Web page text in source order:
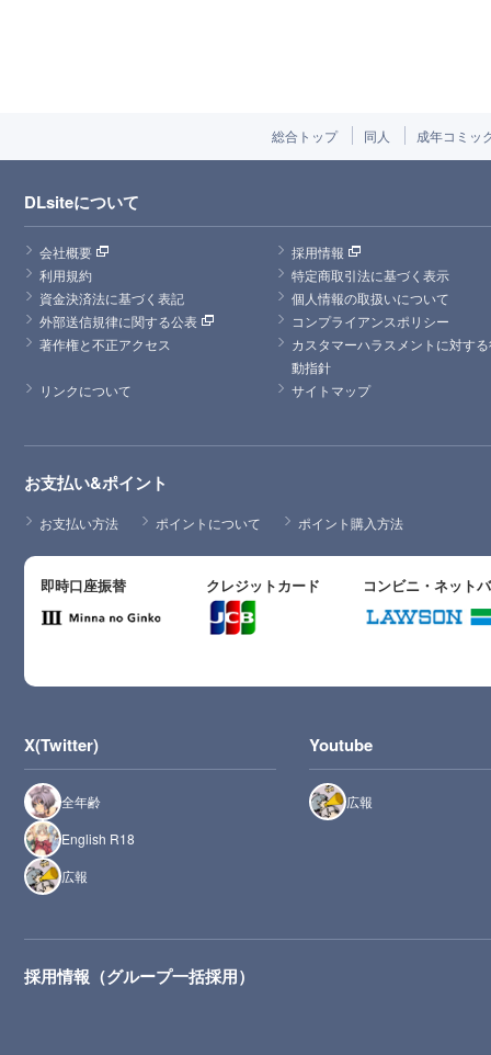
総合トップ 同人 成年コミッ
DLsiteについて
会社概要
採用情報
利用規約
特定商取引法に基づく表示
資金決済法に基づく表記
個人情報の取扱いについて
外部送信規律に関する公表
コンプライアンスポリシー
著作権と不正アクセス
カスタマーハラスメントに対す
動指針
リンクについて
サイトマップ
お支払い&ポイント
お支払い方法 ポイントについて ポイント購入方法
即時口座振替 クレジットカード コンビニ・ネット
X(Twitter)
全年齢
English R18
広報
Youtube
広報
採用情報（グループ一括採用）